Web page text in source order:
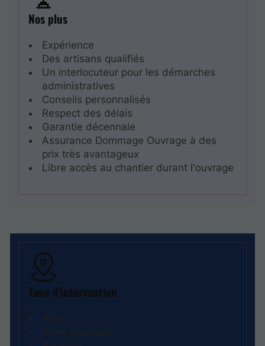
Nos plus
Expérience
Des artisans qualifiés
Un interlocuteur pour les démarches
administratives
Conseils personnalisés
Respect des délais
Garantie décennale
Assurance Dommage Ouvrage à des
prix très avantageux
Libre accès au chantier durant l'ouvrage
Zone d'intervention